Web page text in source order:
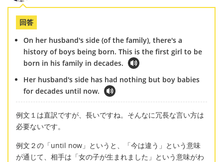
回答
On her husband's side (of the family), there's a
history of boys being born. This is the first girl to be
born in his family in decades.
Her husband's side has had nothing but boy babies
for decades until now.
例文１は直訳ですが、長いですね。そんなに冗長な言い方は
必要ないです。
例文２の「until now」というと、「今は違う」という意味
が通じて、相手は「女の子が生まれました」という意味がわ